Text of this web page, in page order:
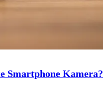
Smartphone Kamera?